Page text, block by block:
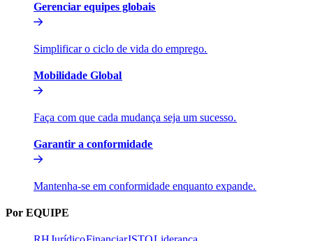
Gerenciar equipes globais​​
Simplificar o ciclo de vida do emprego.​​
Mobilidade Global​​
Faça com que cada mudança seja um sucesso.​​
Garantir a conformidade​​
Mantenha-se em conformidade enquanto expande.​​
Por EQUIPE​​